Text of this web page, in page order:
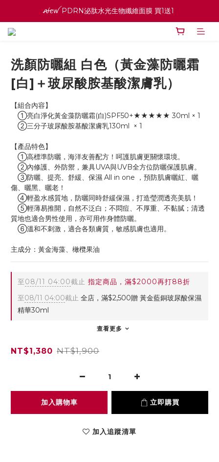
ꫛꫀꪝ PDRN泌肽水光生物纖維面膜 買1送1
ꫛꫀꪝ PDRN泌肽水光生物纖維面膜 買1送1
寵愛之名官網會員招募中 ♡ 八月消費紅利加倍送
ꫛꫀꪝ PDRN泌肽水光生物纖維面膜 買1送1
洗顏防曬組 白色（黃金藻防曬霜
[白]＋玻尿酸胺基酸潔膚乳）
【組合內容】
①亮白淨化黃金藻防曬霜(白)SPF50+★★★★★ 30ml × 1
②三分子玻尿酸胺基酸潔膚乳130ml  × 1
【產品特色】
①高標準防曬，海洋友善配方！呵護肌膚更關懷環境。
②內修護、外防禦，兼具UVA與UVB全方位防曬保護肌膚。
③防曬、提亮、舒緩、保濕 All in one ，預防肌膚曬紅、曬
傷、曬黑、曬老！
④輕盈水感質地，防曬同時舒緩保濕，打造瑩潤透亮美肌！
⑤輕薄易推開，自然不泛白；不悶痘、不厚重、不黏膩；清透
質地也適合男性使用，亦可用作身體防曬。
⑥溫和不刺激，適合各類膚質，敏感肌膚也適用。
主成分：黃金海藻、橄欖果油
至08/11 04:00截止 指定商品，滿$2000再打88折
至08/11 04:00截止 全店，滿$2,500贈 黃金藍銅玻尿酸保濕
精華30ml
查看更多
NT$1,380 NT$1,900
加入購物車 立即購買
加入追蹤清單